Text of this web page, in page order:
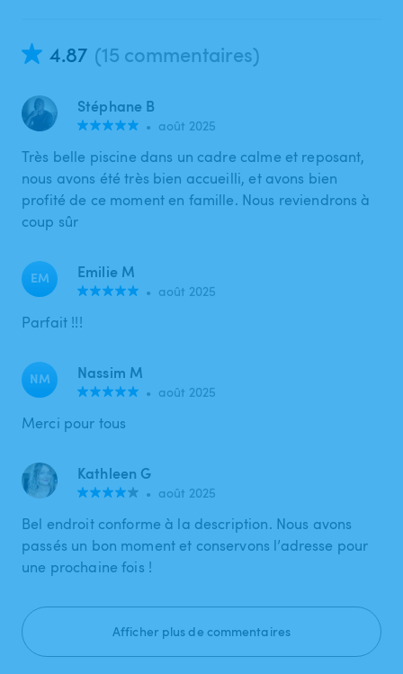
4.87 (15 commentaires)
Stéphane B
• août 2025
Très belle piscine dans un cadre calme et reposant,
nous avons été très bien accueilli, et avons bien
profité de ce moment en famille. Nous reviendrons à
coup sûr
EM Emilie M
• août 2025
Parfait !!!
NM Nassim M
• août 2025
Merci pour tous
Kathleen G
• août 2025
Bel endroit conforme à la description. Nous avons
passés un bon moment et conservons l’adresse pour
une prochaine fois !
Afficher plus de commentaires